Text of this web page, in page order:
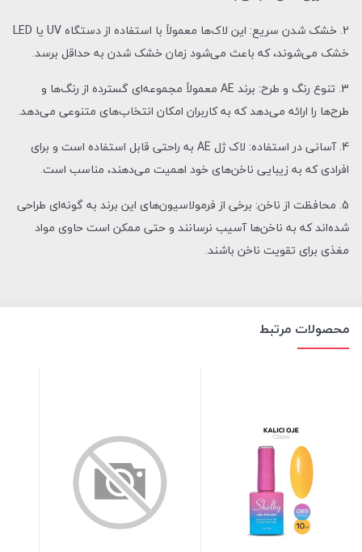
2. خشک شدن سریع: این لاک‌ها معمولاً با استفاده از دستگاه UV یا LED
خشک می‌شوند، که باعث می‌شود زمان خشک شدن به حداقل برسد.
3. تنوع رنگ و طرح: برند AE معمولاً مجموعه‌ای گسترده از رنگ‌ها و
طرح‌ها را ارائه می‌دهد که به کاربران امکان انتخاب‌های متنوعی می‌دهد.
4. آسانی در استفاده: لاک ژل AE به راحتی قابل استفاده است و برای
افرادی که به زیبایی ناخن‌های خود اهمیت می‌دهند، مناسب است.
5. محافظت از ناخن: برخی از فرمولاسیون‌های این برند به گونه‌ای طراحی
شده‌اند که به ناخن‌ها آسیب نرسانند و حتی ممکن است حاوی مواد
مغذی برای تقویت ناخن باشند.
محصولات مرتبط